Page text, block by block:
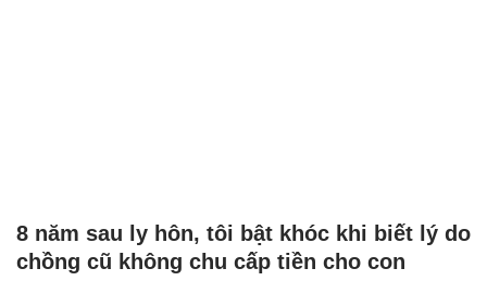
8 năm sau ly hôn, tôi bật khóc khi biết lý do
chồng cũ không chu cấp tiền cho con